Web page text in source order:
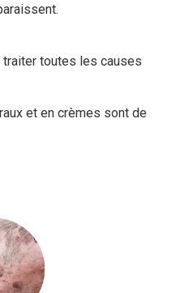
toutes les causes
et en crèmes sont de